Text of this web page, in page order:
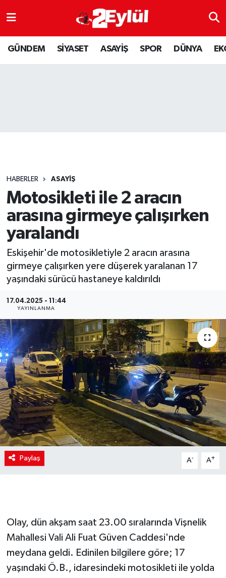
GÜNDEM SİYASET ASAYİŞ SPOR DÜNYA
HABERLER ASAYİŞ
Motosikleti ile 2 aracın
arasına girmeye çalışırken
yaralandı
Eskişehir'de motosikletiyle 2 aracın arasına
girmeye çalışırken yere düşerek yaralanan 17
yaşındaki sürücü hastaneye kaldırıldı
17.04.2025 - 11:44
YAYINLANMA
Paylaş A- A+
Olay, dün akşam saat 23.00 sıralarında Vişnelik
Mahallesi Vali Ali Fuat Güven Caddesi'nde
meydana geldi. Edinilen bilgilere göre; 17
yaşındaki Ö.B., idaresindeki motosikleti ile yolda
ASAYİŞ
DÜNYA
SPOR
YAŞAM
Nöbetçi Eczaneler
Hava Durumu
Son Dakika Haberleri
Haber Arşivi